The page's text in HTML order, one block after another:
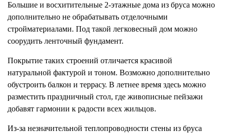
Большие и восхитительные 2-этажные дома из бруса можно
дополнительно не обрабатывать отделочными
стройматериалами. Под такой легковесный дом можно
соорудить ленточный фундамент.
Покрытие таких строений отличается красивой
натуральной фактурой и тоном. Возможно дополнительно
обустроить балкон и террасу. В летнее время здесь можно
разместить праздничный стол, где живописные пейзажи
добавят гармонии к радости всех жильцов.
Из-за незначительной теплопроводности стены из бруса